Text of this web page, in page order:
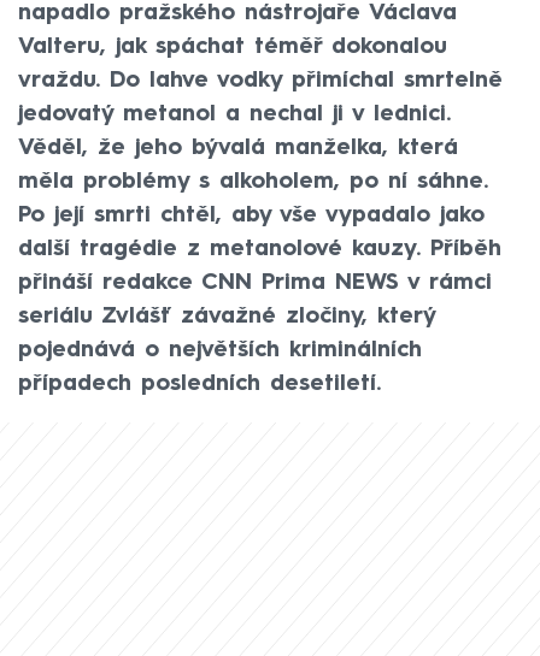
napadlo pražského nástrojaře Václava
Valteru, jak spáchat téměř dokonalou
vraždu. Do lahve vodky přimíchal smrtelně
jedovatý metanol a nechal ji v lednici.
Věděl, že jeho bývalá manželka, která
měla problémy s alkoholem, po ní sáhne.
Po její smrti chtěl, aby vše vypadalo jako
další tragédie z metanolové kauzy. Příběh
přináší redakce CNN Prima NEWS v rámci
seriálu Zvlášť závažné zločiny, který
pojednává o největších kriminálních
případech posledních desetiletí.